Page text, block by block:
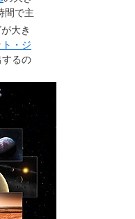
間で主
大き
ト・ジ
するの